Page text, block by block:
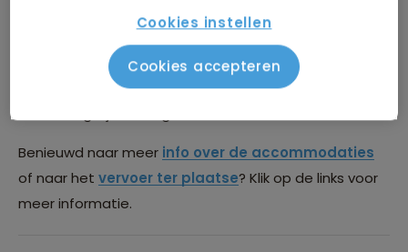
die we gebruiken tijdens deze reis. De meest actuele
lijst is na boeking te vinden in de Sawadee Reisapp.
Deze lijst is onder voorbehoud van wijzigingen. Het kan
voorkomen dat we vanwege beschikbaarheid uitwijken
Benieuwd naar meer info over de accommodaties
of naar het vervoer ter plaatse? Klik op de links voor
meer informatie.
Cookies instellen
Cookies accepteren